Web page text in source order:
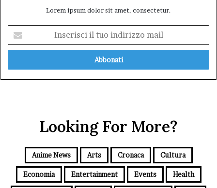
Lorem ipsum dolor sit amet, consectetur.
tuo
mail
Looking For More?
Anime News Arts Cronaca Cultura
Economia Entertainment Events Health